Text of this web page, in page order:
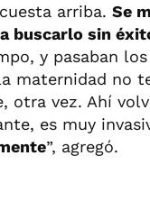
arriba. Se
buscarlo sin
y pasaban los
maternidad no
otra vez. Ahí
es muy
”, agregó.